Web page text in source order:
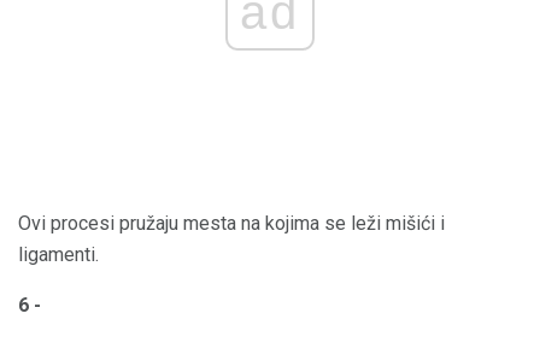
ad
Ovi procesi pružaju mesta na kojima se leži mišići i
ligamenti.
6 -